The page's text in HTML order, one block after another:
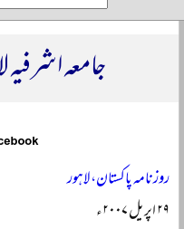
جامعہ
روزنامہ پاکستان، لاہور
۲۹ اپریل ۲۰۰۷ء